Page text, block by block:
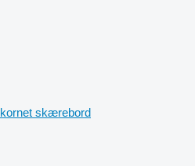
kornet skærebord